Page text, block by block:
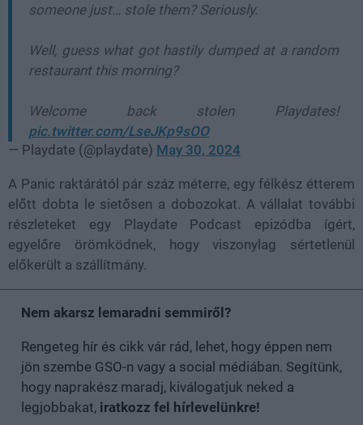
someone just… stole them? Seriously.
Well, guess what got hastily dumped at a random
restaurant this morning?
Welcome back stolen Playdates!
pic.twitter.com/LseJKp9sOO
— Playdate (@playdate) May 30, 2024
A Panic raktárától pár száz méterre, egy félkész étterem
előtt dobta le sietősen a dobozokat. A vállalat további
részleteket egy Playdate Podcast epizódba ígért,
egyelőre örömködnek, hogy viszonylag sértetlenül
előkerült a szállítmány.
Nem akarsz lemaradni semmiről?
Rengeteg hír és cikk vár rád, lehet, hogy éppen nem
jön szembe GSO-n vagy a social médiában. Segítünk,
hogy naprakész maradj, kiválogatjuk neked a
legjobbakat, iratkozz fel hírlevelünkre!